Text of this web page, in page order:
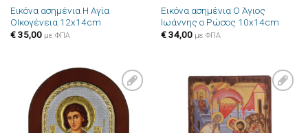
Εικόνα ασημένια Η Αγία
ΟΙκογένεια 12x14cm
€35,00 με ΦΠΑ
Εικόνα ασημένια Ο Άγιος
Ιωάννης ο Ρώσος 10x14cm
€34,00 με ΦΠΑ
Πρόσθήκη
στην λίστα
επιθυμιών
Πρόσθήκη
στην λίστα
επιθυμιών